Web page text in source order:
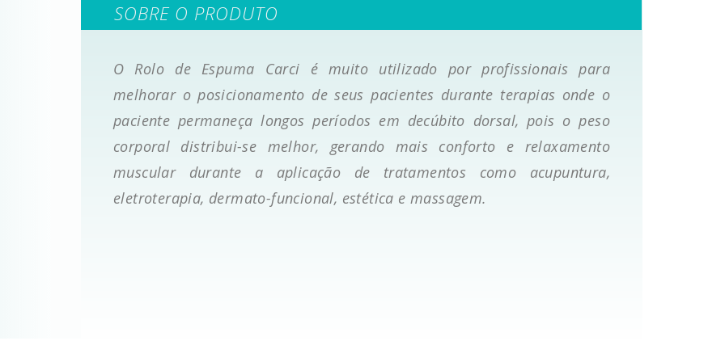
SOBRE O PRODUTO
O Rolo de Espuma Carci é muito utilizado por profissionais para
melhorar o posicionamento de seus pacientes durante terapias onde o
paciente permaneça longos períodos em decúbito dorsal, pois o peso
corporal distribui-se melhor, gerando mais conforto e relaxamento
muscular durante a aplicação de tratamentos como acupuntura,
eletroterapia, dermato-funcional, estética e massagem.